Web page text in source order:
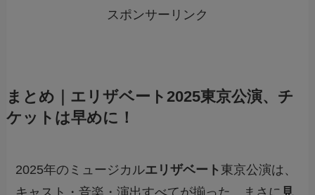
スポンサーリンク
まとめ｜エリザベート2025東京公演、チ
ケットは早めに！
2025年のミュージカルエリザベート 東京公演は、
キャスト・音楽・演出すべてが揃った、まさに 見